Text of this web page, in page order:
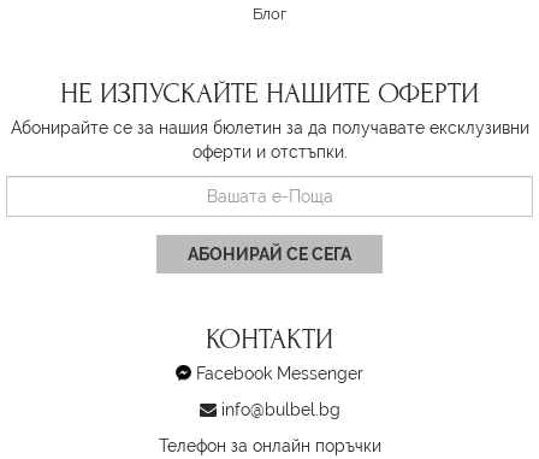
Блог
НЕ ИЗПУСКАЙТЕ НАШИТЕ ОФЕРТИ
Абонирайте се за нашия бюлетин за да получавате ексклузивни
оферти и отстъпки.
АБОНИРАЙ СЕ СЕГА
КОНТАКТИ
Facebook Messenger
info@bulbel.bg
Телефон за онлайн поръчки